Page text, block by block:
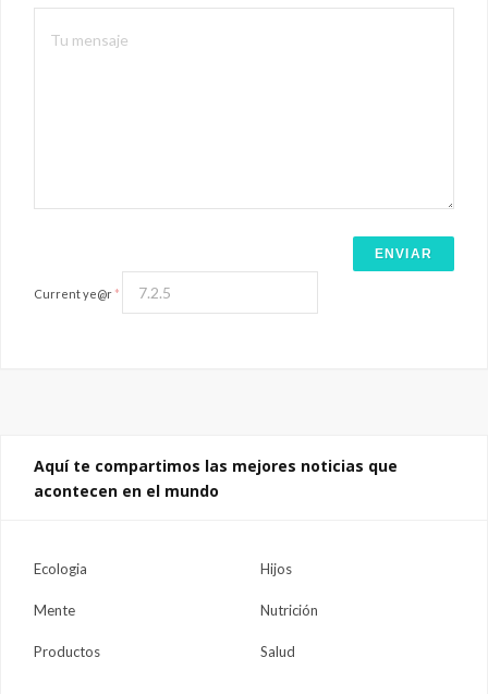
Current ye@r *
Aquí te compartimos las mejores noticias que
acontecen en el mundo
Ecologia Hijos
Mente Nutrición
Productos Salud